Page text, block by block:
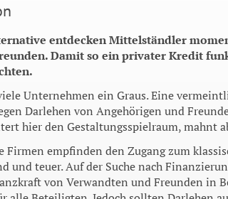
entdecken Mittelständler
Damit so ein privater Kredit
Unternehmen ein Graus. Eine
Darlehen von Angehörigen und
hier den Gestaltungsspielraum, mahnt
empfin­den den Zugang zum
und teuer. Auf der Suche nach
von Verwandten und Freun­den in